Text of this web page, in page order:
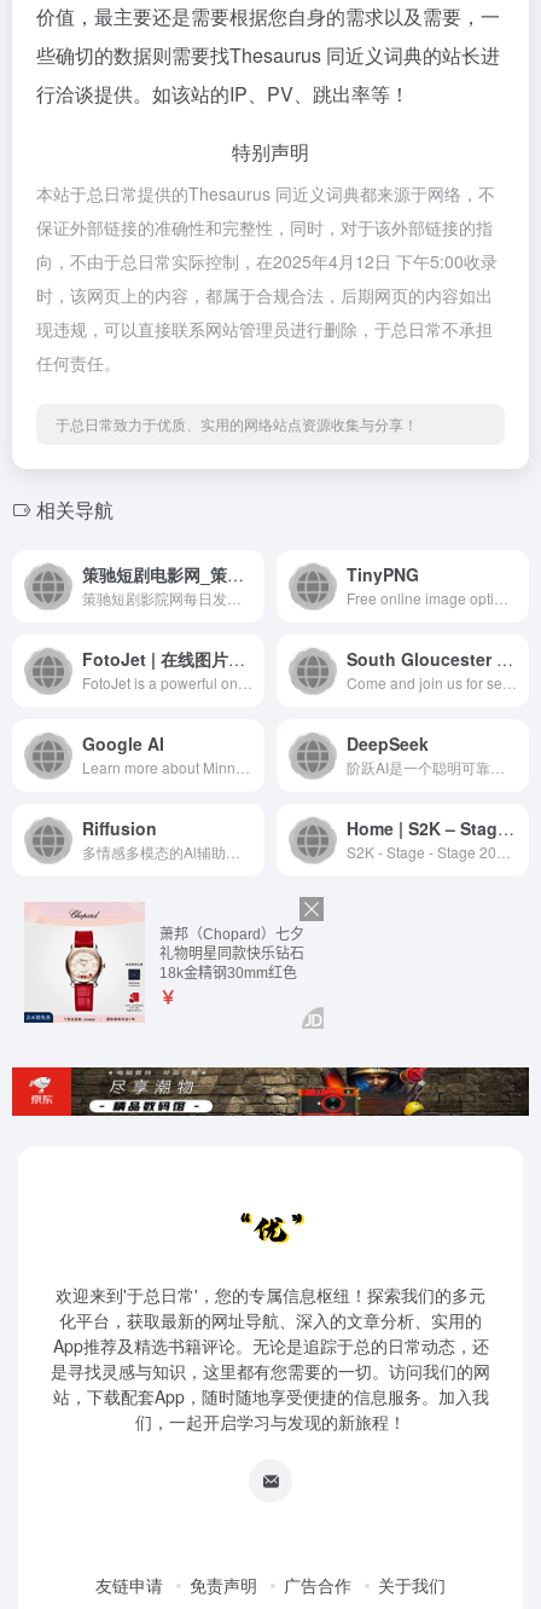
价值，最主要还是需要根据您自身的需求以及需要，一
些确切的数据则需要找Thesaurus 同近义词典的站长进
行洽谈提供。如该站的IP、PV、跳出率等！
特别声明
本站于总日常提供的Thesaurus 同近义词典都来源于网络，不
保证外部链接的准确性和完整性，同时，对于该外部链接的指
向，不由于总日常实际控制，在2025年4月12日 下午5:00收录
时，该网页上的内容，都属于合规合法，后期网页的内容如出
现违规，可以直接联系网站管理员进行删除，于总日常不承担
任何责任。
于总日常致力于优质、实用的网络站点资源收集与分享！
相关导航
策驰短剧电影网_策驰影视VIP电影免费在线观看 _ 策驰短剧影院 TinyPNG
FotoJet | 在线图片编辑器和拼图工具 South Gloucester United Church Ottawa (SGUC)
Google AI DeepSeek
Riffusion Home | S2K – Stage 2000 Rehearsal Studios and Music Tuition – Dundee
欢迎来到'于总日常'，您的专属信息枢纽！探索我们的多元
化平台，获取最新的网址导航、深入的文章分析、实用的
App推荐及精选书籍评论。无论是追踪于总的日常动态，还
是寻找灵感与知识，这里都有您需要的一切。访问我们的网
站，下载配套App，随时随地享受便捷的信息服务。加入我
们，一起开启学习与发现的新旅程！
友链申请 免责声明 广告合作 关于我们